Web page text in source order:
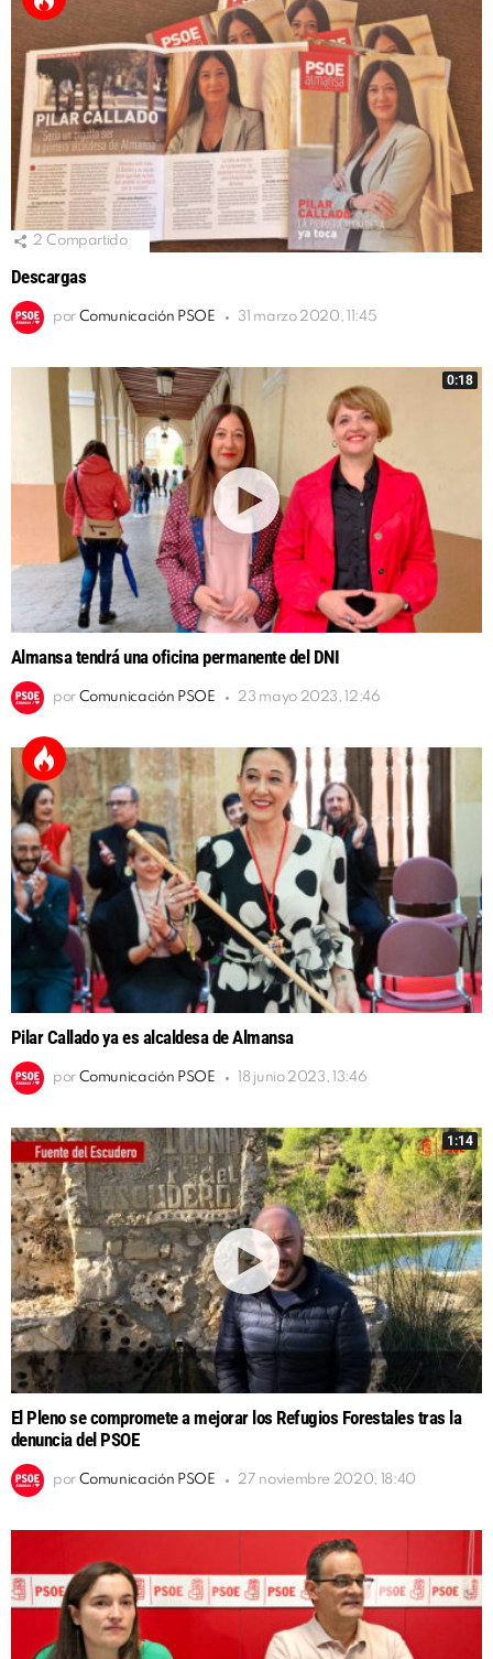
2 Compartido
Descargas
por Comunicación PSOE 31 marzo 2020, 11:45
0:18
Almansa tendrá una oficina permanente del DNI
por Comunicación PSOE 23 mayo 2023, 12:46
Pilar Callado ya es alcaldesa de Almansa
por Comunicación PSOE 18 junio 2023, 13:46
1:14
El Pleno se compromete a mejorar los Refugios Forestales tras la
denuncia del PSOE
por Comunicación PSOE 27 noviembre 2020, 18:40